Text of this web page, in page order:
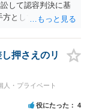
して認容判決に基
としては上記のと
録をもって弁護士
押さえのリ
人・プライベート
役にたった 4